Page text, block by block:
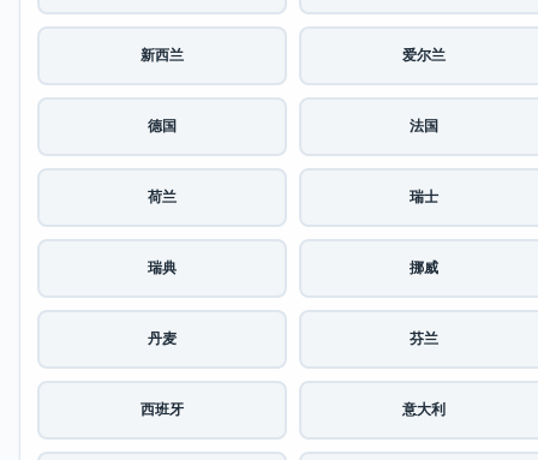
新西兰 爱尔兰
德国 法国
荷兰 瑞士
瑞典 挪威
丹麦 芬兰
西班牙 意大利